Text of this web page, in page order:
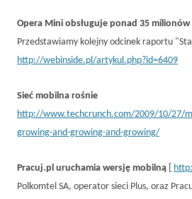
Opera Mini obsługuje ponad 35 milionów
Przedstawiamy kolejny odcinek raportu
http://webinside.pl/artykul.php?id=6409
Sieć mobilna rośnie
http://www.techcrunch.com/2009/10/27/
growing-and-growing-and-growing/
Pracuj.pl uruchamia wersję mobilną
Polkomtel SA, operator sieci Plus, oraz